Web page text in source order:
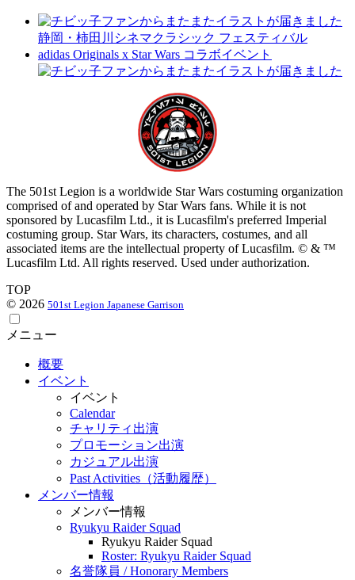
静岡・柿田川シネマクラシック フェスティバル
adidas Originals x Star Wars コラボイベント
The 501st Legion is a worldwide Star Wars costuming organization
comprised of and operated by Star Wars fans. While it is not
sponsored by Lucasfilm Ltd., it is Lucasfilm's preferred Imperial
costuming group. Star Wars, its characters, costumes, and all
associated items are the intellectual property of Lucasfilm. © & ™
Lucasfilm Ltd. All rights reserved. Used under authorization.
TOP
© 2026 501st Legion Japanese Garrison
メニュー
概要
イベント
イベント
Calendar
チャリティ出演
プロモーション出演
カジュアル出演
Past Activities（活動履歴）
メンバー情報
メンバー情報
Ryukyu Raider Squad
Ryukyu Raider Squad
Roster: Ryukyu Raider Squad
名誉隊員 / Honorary Members